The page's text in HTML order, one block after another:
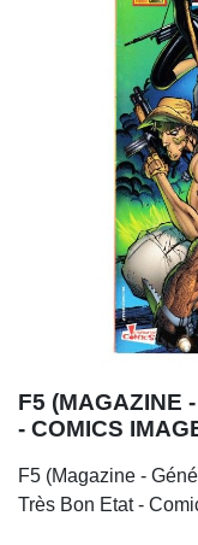
F5 (MAGAZINE
- COMICS
F5 (Magazine -
Très Bon Etat -